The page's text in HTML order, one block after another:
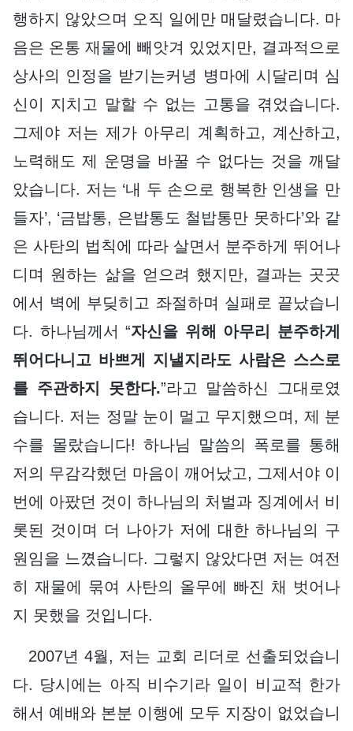
행하지 않았으며 오직 일에만 매달렸습니다. 마
음은 온통 재물에 빼앗겨 있었지만, 결과적으로
상사의 인정을 받기는커녕 병마에 시달리며 심
신이 지치고 말할 수 없는 고통을 겪었습니다.
그제야 저는 제가 아무리 계획하고, 계산하고,
노력해도 제 운명을 바꿀 수 없다는 것을 깨달
았습니다. 저는 ‘내 두 손으로 행복한 인생을 만
들자’, ‘금밥통, 은밥통도 철밥통만 못하다’와 같
은 사탄의 법칙에 따라 살면서 분주하게 뛰어나
디며 원하는 삶을 얻으려 했지만, 결과는 곳곳
에서 벽에 부딪히고 좌절하며 실패로 끝났습니
다. 하나님께서 “자신을 위해 아무리 분주하게
뛰어다니고 바쁘게 지낼지라도 사람은 스스로
를 주관하지 못한다.”라고 말씀하신 그대로였
습니다. 저는 정말 눈이 멀고 무지했으며, 제 분
수를 몰랐습니다! 하나님 말씀의 폭로를 통해
저의 무감각했던 마음이 깨어났고, 그제서야 이
번에 아팠던 것이 하나님의 처벌과 징계에서 비
롯된 것이며 더 나아가 저에 대한 하나님의 구
원임을 느꼈습니다. 그렇지 않았다면 저는 여전
히 재물에 묶여 사탄의 올무에 빠진 채 벗어나
지 못했을 것입니다.
2007년 4월, 저는 교회 리더로 선출되었습니
다. 당시에는 아직 비수기라 일이 비교적 한가
해서 예배와 본분 이행에 모두 지장이 없었습니